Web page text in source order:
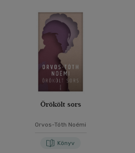
Örökölt sors
Orvos-Tóth Noémi
Könyv